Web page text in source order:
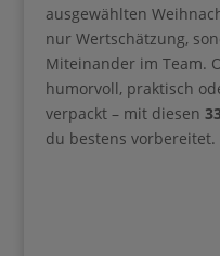
ausgewählten
nur Wertschätzung,
Miteinander im Team.
humorvoll, praktisch
verpackt – mit diesen
du bestens vorbereitet.